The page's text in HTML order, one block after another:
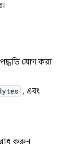
যোগ করা
, এবং
করুন